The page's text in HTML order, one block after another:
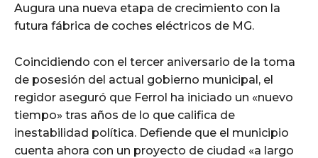
Augura una nueva etapa de crecimiento con la
futura fábrica de coches eléctricos de MG.
Coincidiendo con el tercer aniversario de la toma
de posesión del actual gobierno municipal, el
regidor aseguró que Ferrol ha iniciado un «nuevo
tiempo» tras años de lo que califica de
inestabilidad política. Defiende que el municipio
cuenta ahora con un proyecto de ciudad «a largo